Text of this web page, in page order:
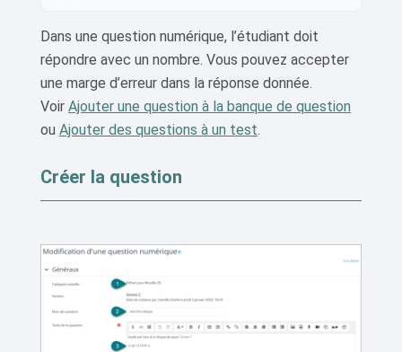
Dans une question numérique, l’étudiant doit
répondre avec un nombre. Vous pouvez accepter
une marge d’erreur dans la réponse donnée.
Voir Ajouter une question à la banque de question
ou Ajouter des questions à un test.
Créer la question